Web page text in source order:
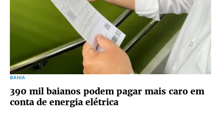
BAHIA
390 mil baianos podem pagar mais caro em
conta de energia elétrica